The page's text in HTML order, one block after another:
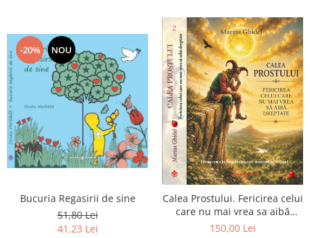
-20% NOU
Bucuria Regasirii de sine
51,80 Lei
41,23 Lei
Calea Prostului. Fericirea celui
care nu mai vrea sa aibă
dreptate - Intoarcerea la
150,00 Lei